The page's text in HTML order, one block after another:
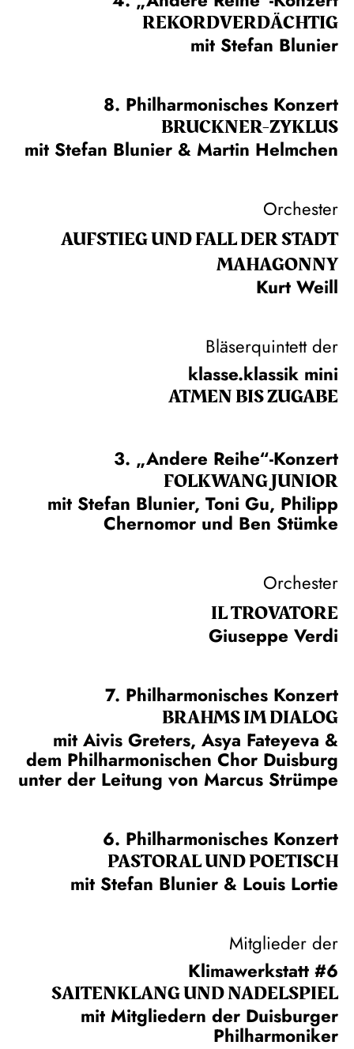
REKORD­VERDÄCHTIG
mit Stefan Blunier
8. Philharmonisches Konzert
BRUCKNER-ZYKLUS
mit Stefan Blunier & Martin Helmchen
Orchester
AUFSTIEG UND FALL DER STADT
MAHAGONNY
Kurt Weill
Bläserquintett der
klasse.klassik mini
ATMEN BIS ZUGABE
3. „Andere Reihe“-Konzert
FOLKWANG JUNIOR
mit Stefan Blunier, Toni Gu, Philipp
Chernomor und Ben Stümke
Orchester
IL TROVA­TORE
Giuseppe Verdi
7. Philharmonisches Konzert
BRAHMS IM DIALOG
mit Aivis Greters, Asya Fateyeva &
dem Philharmonischen Chor Duisburg
unter der Leitung von Marcus Strümpe
6. Philharmonisches Konzert
PASTORAL UND POETISCH
mit Stefan Blunier & Louis Lortie
Mitglieder der
Klimawerkstatt #6
SAITEN­KLANG UND NADEL­SPIEL
mit Mitgliedern der Duisburger
Philharmoniker